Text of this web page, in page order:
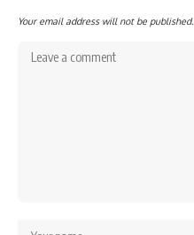
Your email address will not be published.